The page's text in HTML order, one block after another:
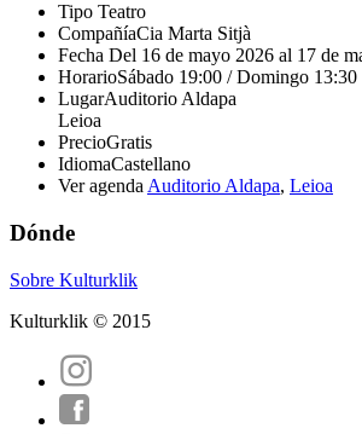
Tipo Teatro
CompañíaCia Marta Sitjà
Fecha Del 16 de mayo 2026 al 17 de
HorarioSábado 19:00 / Domingo 13:30
LugarAuditorio Aldapa
Leioa
PrecioGratis
IdiomaCastellano
Ver agenda Auditorio Aldapa, Leioa
Dónde
Sobre Kulturklik
Kulturklik © 2015